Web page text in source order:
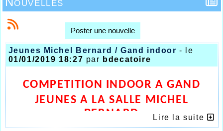
Poster une nouvelle
Jeunes Michel Bernard / Gand indoor - le
01/01/2019 18:27 par bdecatoire
COMPETITION INDOOR A GAND
JEUNES A LA SALLE MICHEL
BERNARD
Lire la suite